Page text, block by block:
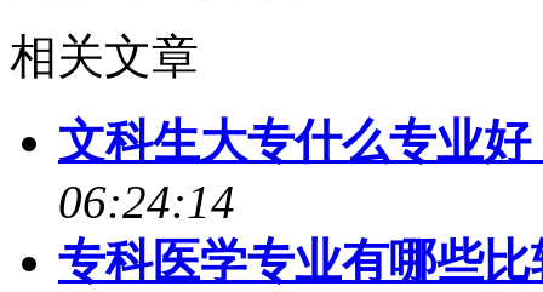
相关文章
文科生大专什么专业
06:24:14
专科医学专业有哪些